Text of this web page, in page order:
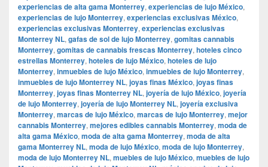
experiencias de alta gama Monterrey, experiencias de lujo México,
experiencias de lujo Monterrey, experiencias exclusivas México,
experiencias exclusivas Monterrey, experiencias exclusivas
Monterrey NL, gafas de sol de lujo Monterrey, gomitas cannabis
Monterrey, gomitas de cannabis frescas Monterrey, hoteles cinco
estrellas Monterrey, hoteles de lujo México, hoteles de lujo
Monterrey, inmuebles de lujo México, inmuebles de lujo Monterrey,
inmuebles de lujo Monterrey NL, joyas finas México, joyas finas
Monterrey, joyas finas Monterrey NL, joyería de lujo México, joyería
de lujo Monterrey, joyería de lujo Monterrey NL, joyería exclusiva
Monterrey, marcas de lujo México, marcas de lujo Monterrey, mejor
cannabis Monterrey, mejores edibles cannabis Monterrey, moda de
alta gama México, moda de alta gama Monterrey, moda de alta
gama Monterrey NL, moda de lujo México, moda de lujo Monterrey,
moda de lujo Monterrey NL, muebles de lujo México, muebles de lujo